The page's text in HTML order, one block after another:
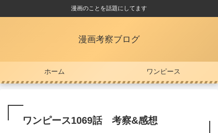
漫画のことを話題にしてます
漫画考察ブログ
ホーム ワンピース
ワンピース1069話 考察&感想